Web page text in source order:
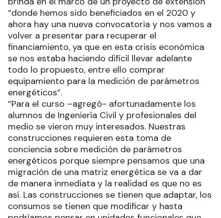
“donde hemos sido beneficiados en el 2020 y
ahora hay una nueva convocatoria y nos vamos a
volver a presentar para recuperar el
financiamiento, ya que en esta crisis económica
se nos estaba haciendo difícil llevar adelante
todo lo propuesto, entre ello comprar
equipamiento para la medición de parámetros
energéticos”.
“Para el curso –agregó- afortunadamente los
alumnos de Ingeniería Civil y profesionales del
medio se vieron muy interesados. Nuestras
construcciones requieren esta toma de
conciencia sobre medición de parámetros
energéticos porque siempre pensamos que una
migración de una matriz energética se va a dar
de manera inmediata y la realidad es que no es
así. Las construcciones se tienen que adaptar, los
consumos se tienen que modificar y hasta